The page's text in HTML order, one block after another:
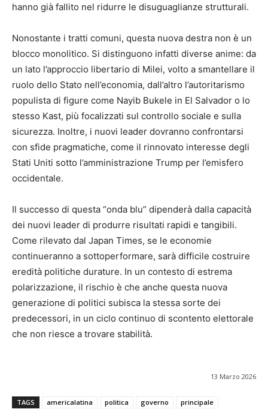
hanno già fallito nel ridurre le disuguaglianze strutturali.
Nonostante i tratti comuni, questa nuova destra non è un
blocco monolitico. Si distinguono infatti diverse anime: da
un lato l’approccio libertario di Milei, volto a smantellare il
ruolo dello Stato nell’economia, dall’altro l’autoritarismo
populista di figure come Nayib Bukele in El Salvador o lo
stesso Kast, più focalizzati sul controllo sociale e sulla
sicurezza. Inoltre, i nuovi leader dovranno confrontarsi
con sfide pragmatiche, come il rinnovato interesse degli
Stati Uniti sotto l’amministrazione Trump per l’emisfero
occidentale.
Il successo di questa “onda blu” dipenderà dalla capacità
dei nuovi leader di produrre risultati rapidi e tangibili.
Come rilevato dal Japan Times, se le economie
continueranno a sottoperformare, sarà difficile costruire
eredità politiche durature. In un contesto di estrema
polarizzazione, il rischio è che anche questa nuova
generazione di politici subisca la stessa sorte dei
predecessori, in un ciclo continuo di scontento elettorale
che non riesce a trovare stabilità.
13 Marzo 2026
TAGS americalatina politica governo principale